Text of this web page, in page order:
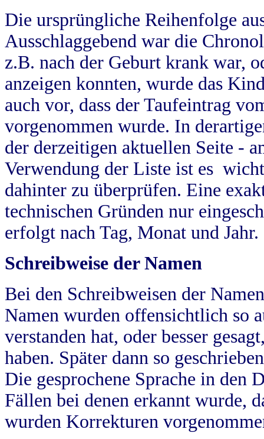
Die ursprüngliche Reihenfolge
Ausschlaggebend war die
z.B. nach der Geburt krank war,
anzeigen konnten, wurde das
auch vor, dass der Taufeintrag
vorgenommen wurde. In
der derzeitigen aktuellen Seite -
Verwendung der Liste ist es
dahinter zu überprüfen. Eine
technischen Gründen nur
erfolgt nach Tag, Monat und Jahr.
Schreibweise der Namen
Bei den Schreibweisen der
Namen wurden offensichtlich so
verstanden hat, oder besser
haben. Später dann so
Die gesprochene Sprache in
Fällen bei denen erkannt wurde,
wurden Korrekturen